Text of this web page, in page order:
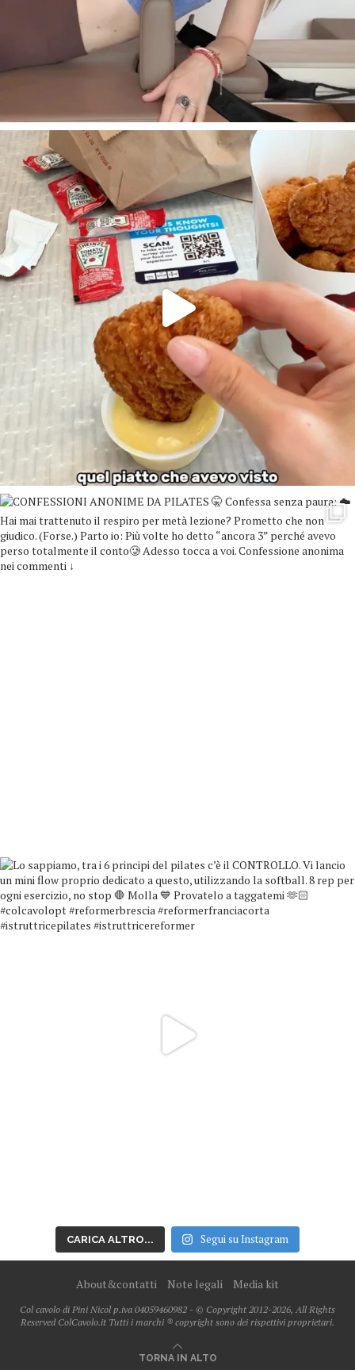
CARICA ALTRO... Segui su Instagram
About&contatti Note legali Media kit
Col cavolo di Pini Nicol p.iva 04059460982 - © Copyright 2012-2026, All Rights
Reserved ColCavolo.it Tutti i marchi ® copyright sono dei rispettivi proprietari.
TORNA IN ALTO